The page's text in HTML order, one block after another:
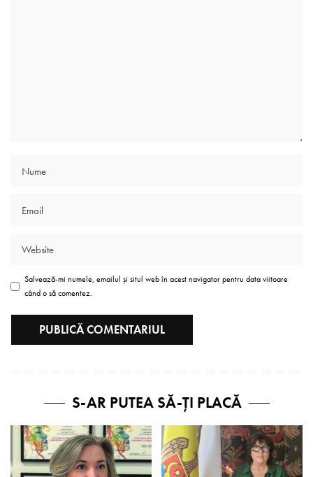
Salvează-mi numele, emailul și situl web în acest navigator pentru data viitoare
când o să comentez.
S-AR PUTEA SĂ-ȚI PLACĂ